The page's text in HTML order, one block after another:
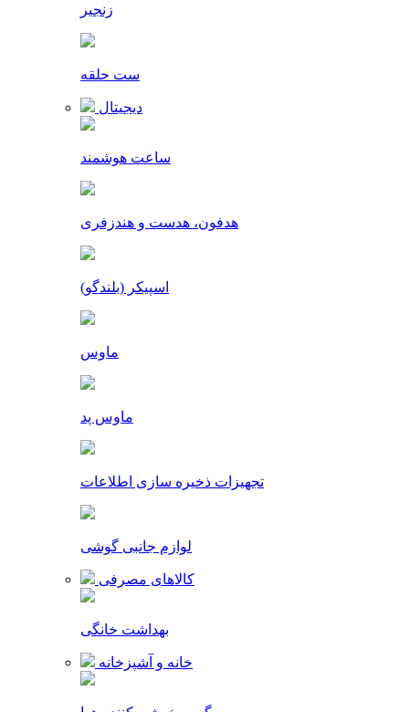
زنجیر
ست حلقه
دیجیتال
ساعت هوشمند
هدفون، هدست و هندزفری
اسپیکر (بلندگو)
ماوس
ماوس پد
تجهیزات ذخیره سازی اطلاعات
لوازم جانبی گوشی
کالاهای مصرفی
بهداشت خانگی
خانه و آشپزخانه